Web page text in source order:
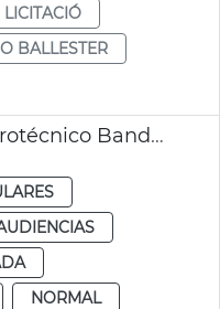
LICITACIÓ
BALLESTER
Inicio diálogo sector pirotécnico Bando Faller
NORMAL